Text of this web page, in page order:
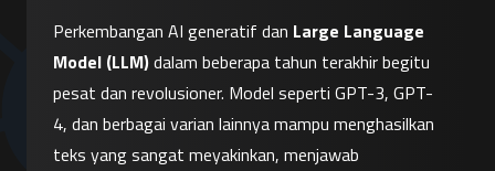
Perkembangan AI generatif dan Large Language
Model (LLM) dalam beberapa tahun terakhir begitu
pesat dan revolusioner. Model seperti GPT-3, GPT-
4, dan berbagai varian lainnya mampu menghasilkan
teks yang sangat meyakinkan, menjawab